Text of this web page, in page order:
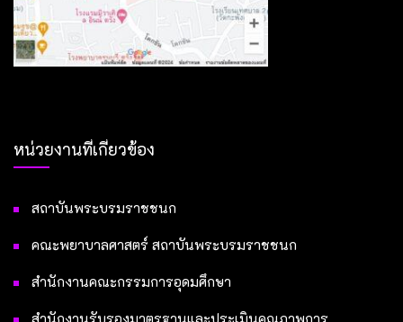
หน่วยงานที่เกี่ยวข้อง
สถาบันพระบรมราชชนก
คณะพยาบาลศาสตร์ สถาบันพระบรมราชชนก
สำนักงานคณะกรรมการอุดมศึกษา
สำนักงานรับรองมาตรฐานและประเมินคุณภาพการ